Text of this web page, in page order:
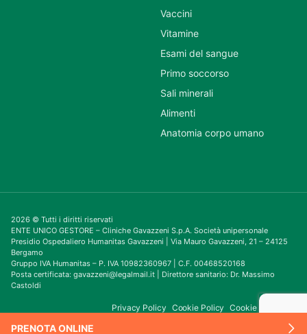
PRENOTA ONLINE
Vaccini
Vitamine
Esami del sangue
Primo soccorso
Sali minerali
Alimenti
Anatomia corpo umano
2026 © Tutti i diritti riservati
ENTE UNICO GESTORE – Cliniche Gavazzeni S.p.A. Società unipersonale
Presidio Ospedaliero Humanitas Gavazzeni | Via Mauro Gavazzeni, 21 – 24125
Bergamo
Gruppo IVA Humanitas – P. IVA 10982360967 | C.F. 00468520168
Posta certificata: gavazzeni@legalmail.it | Direttore sanitario: Dr. Massimo
Castoldi
Privacy Policy Cookie Policy Cookie Consent